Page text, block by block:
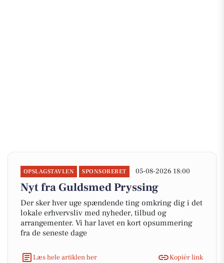
OPSLAGSTAVLEN SPONSORERET 05-08-2026 18:00
Nyt fra Guldsmed Pryssing
Der sker hver uge spændende ting omkring dig i det
lokale erhvervsliv med nyheder, tilbud og
arrangementer. Vi har lavet en kort opsummering
fra de seneste dage
Læs hele artiklen her Kopiér link